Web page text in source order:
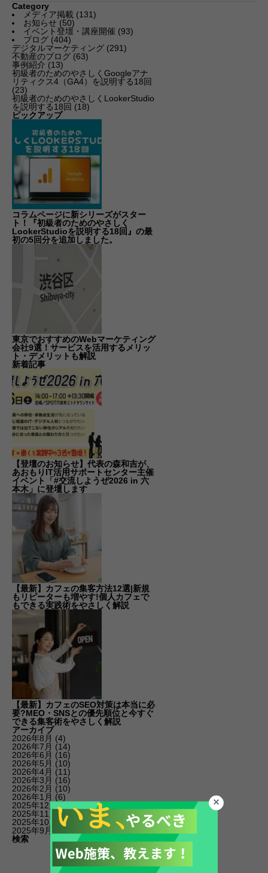
Category
メディア掲載 (131)
お知らせ (50)
イベント登壇・講座開催 (93)
ブログ (404)
デジタルマーケティング (291)
不動産のブログ (63)
事例紹介 (13)
初級者のためのやさしくGoogleアナ
リティクス4（GA4）を説明する18回
(23)
初級者のためのやさしくLookerStudio
を説明する18回 (18)
ピックアップ
コラムページに新シリーズがスター
ト！『初級者のためのやさしく
LookerStudioを説明する18回』の最
初の5回分を追加しました。
東京でおすすめのWebマーケティング
会社9選！サービスを活用するメリッ
ト・デメリットも解説
新着記事
【登壇のお知らせ】代表の森和吉が、
あおもりIT活用サポートセンター主催
イベント「#交流しようぜ2026 in 六
本木」に登壇します
【最新】カフェの集客方法12選|新規
もリピーターも増やす!個人カフェで
もできる実践術をやさしく解説
【最新】カフェのSEO対策は本当に必
要?MEO・SNSとの優先順位と今すぐ
できる集客術をやさしく解説
アーカイブ
2026年8月 (4)
2026年7月 (14)
2026年6月 (16)
2026年5月 (10)
2026年4月 (11)
2026年3月 (16)
2026年2月 (10)
2026年1月 (6)
2025年12月(19)
2025年11月 (14)
2025年10月
(11)
2025年9月
(20)
検索